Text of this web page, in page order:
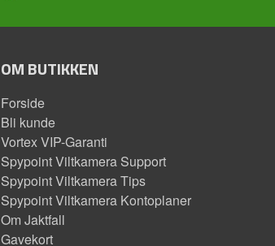
OM BUTIKKEN
Forside
Bli kunde
Vortex VIP-Garanti
Spypoint Viltkamera Support
Spypoint Viltkamera Tips
Spypoint Viltkamera Kontoplaner
Om Jaktfall
Gavekort